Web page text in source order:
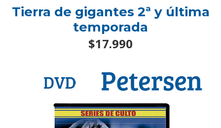
Tierra de gigantes 2ª y última
temporada
$17.990